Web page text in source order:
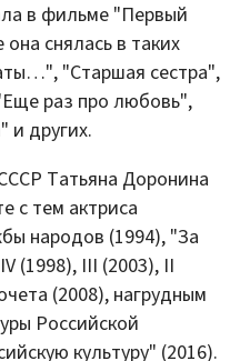
в фильме "Первый
снялась в таких
"Старшая сестра",
раз про любовь",
и других.
Татьяна Доронина
с тем актриса
народов (1994), "За
(1998), III (2003), II
(2008), нагрудным
Российской
культуру" (2016).